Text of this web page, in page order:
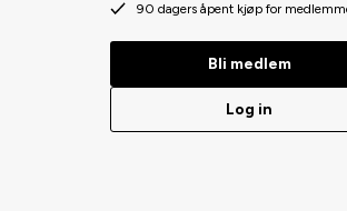
90 dagers åpent kjøp for
Bli medlem
Log in